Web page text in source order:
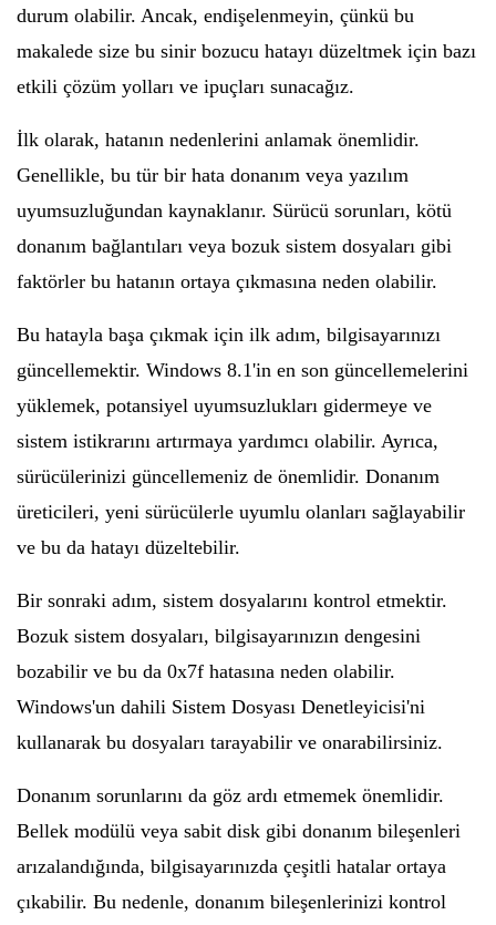
durum olabilir. Ancak, endişelenmeyin, çünkü bu
makalede size bu sinir bozucu hatayı düzeltmek için bazı
etkili çözüm yolları ve ipuçları sunacağız.
İlk olarak, hatanın nedenlerini anlamak önemlidir.
Genellikle, bu tür bir hata donanım veya yazılım
uyumsuzluğundan kaynaklanır. Sürücü sorunları, kötü
donanım bağlantıları veya bozuk sistem dosyaları gibi
faktörler bu hatanın ortaya çıkmasına neden olabilir.
Bu hatayla başa çıkmak için ilk adım, bilgisayarınızı
güncellemektir. Windows 8.1'in en son güncellemelerini
yüklemek, potansiyel uyumsuzlukları gidermeye ve
sistem istikrarını artırmaya yardımcı olabilir. Ayrıca,
sürücülerinizi güncellemeniz de önemlidir. Donanım
üreticileri, yeni sürücülerle uyumlu olanları sağlayabilir
ve bu da hatayı düzeltebilir.
Bir sonraki adım, sistem dosyalarını kontrol etmektir.
Bozuk sistem dosyaları, bilgisayarınızın dengesini
bozabilir ve bu da 0x7f hatasına neden olabilir.
Windows'un dahili Sistem Dosyası Denetleyicisi'ni
kullanarak bu dosyaları tarayabilir ve onarabilirsiniz.
Donanım sorunlarını da göz ardı etmemek önemlidir.
Bellek modülü veya sabit disk gibi donanım bileşenleri
arızalandığında, bilgisayarınızda çeşitli hatalar ortaya
çıkabilir. Bu nedenle, donanım bileşenlerinizi kontrol